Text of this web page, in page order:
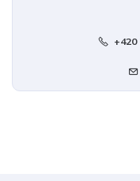
+420